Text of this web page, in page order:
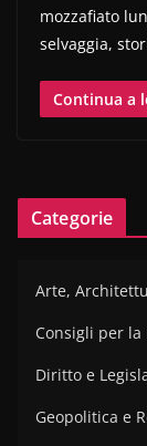
mozzafiato
selvaggia,
Continua a
Categorie
Arte,
Consigli per
Diritto e
Geopolitica e